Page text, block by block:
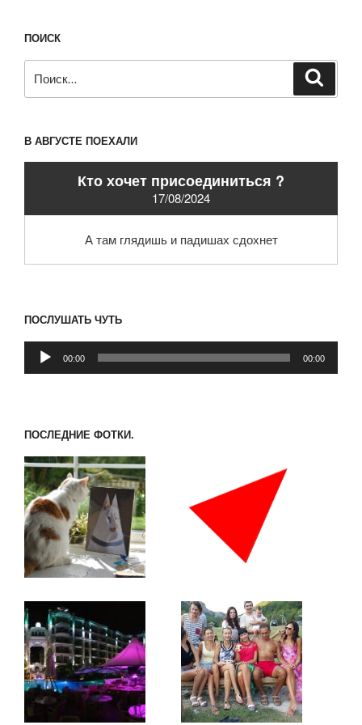
ПОИСК
В АВГУСТЕ ПОЕХАЛИ
Кто хочет присоединиться ?
17/08/2024
А там глядишь и падишах сдохнет
ПОСЛУШАТЬ ЧУТЬ
Аудиоплеер
00:00 00:00
ПОСЛЕДНИЕ ФОТКИ.